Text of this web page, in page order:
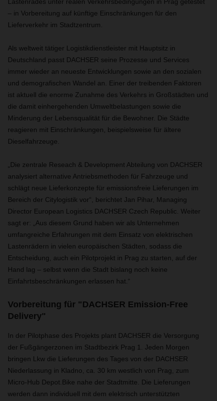
– in Vorbereitung auf künftige Einschränkungen für den
Lieferverkehr im Stadtzentrum.
Als weltweit tätiger Logistikdienstleister mit Hauptsitz in
Deutschland passt DACHSER seine Prozesse und Services
immer wieder an neueste Entwicklungen sowie an den sozialen
und demografischen Wandel an. Einer der treibenden Faktoren
ist aktuell die enorme Zunahme des Verkehrs in Großstädten und
die damit einhergehenden Umweltbelastungen sowie die
Minderung der Lebensqualität für die Bewohner. Die Städte
reagieren mit Einschränkungen, beispielsweise für ältere
Dieselfahrzeuge.
„Die zentrale Reseach & Development Abteilung von DACHSER
analysiert alternative Antriebsmethoden für Fahrzeuge und
schlägt neue Lieferkonzepte für emissionsfreie Lieferungen im
Bereich der Citylogistik vor“, berichtet Jan Pihar, Managing
Director European Logistics DACHSER Czech Republic. Weiter
sagt er: „Aus diesem Grund haben wir als Unternehmen
umfangreiche Erfahrungen mit dem Einsatz von elektrischen
Lastenrädern in vielen europäischen Städten, sodass die
Entscheidung, auch ein Pilotprojekt in Prag zu starten, auf der
Hand lag – selbst wenn die Stadt bislang noch keine
Einfahrtsbeschränkungen erlassen hat.“
Vorbereitung für "DACHSER Emission-Free
Delivery"
In der Pilotphase des Projekts plant DACHSER die Versorgung
der Fußgängerzonen im Stadtbezirk Prag 1. Jeden Morgen
bringen Lkw die Lieferungen des Tages von der DACHSER
Niederlassung in Kladno, ca. 30 km westlich von Prag, zum
Micro-Hub Depot.Bike nahe der Stadtmitte. Die Lieferungen
werden dann individuell mit dem elektrisch unterstützten